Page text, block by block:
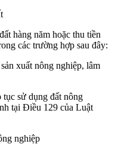
hàng năm hoặc thu tiền
các trường hợp sau đây:
xuất nông nghiệp, lâm
sử dụng đất nông
tại Điều 129 của Luật
nghiệp